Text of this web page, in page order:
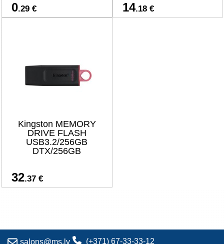
0.29 € 14.18 €
Kingston MEMORY
DRIVE FLASH
USB3.2/256GB
DTX/256GB
32.37 €
salons@ms.lv (+371) 67-33-33-12